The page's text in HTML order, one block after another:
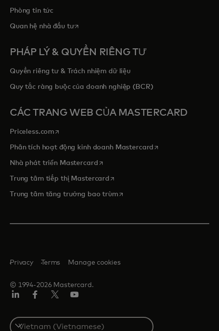
Phòng tin tức
Quan hệ nhà đầu tưopens in a new tab
PHÁP LÝ & QUYỀN RIÊNG TƯ
Quyền riêng tư & Trách nhiệm dữ liệu
Quy tắc ràng buộc của doanh nghiệp (BCR)
CÁC TRANG WEB CỦA MASTERCARD
Priceless.com opens in a new tab
Phân tích hoạt động kinh doanh Mastercard opens in a new tab
Nhà phát triển Mastercardopens in a new tab
Trung tâm tiếp thị Mastercardopens in a new tab
Trung tâm tăng trưởng bao trùmopens in a new tab
© 1994-2026 Mastercard.
Privacy Terms Manage cookies
Select
a